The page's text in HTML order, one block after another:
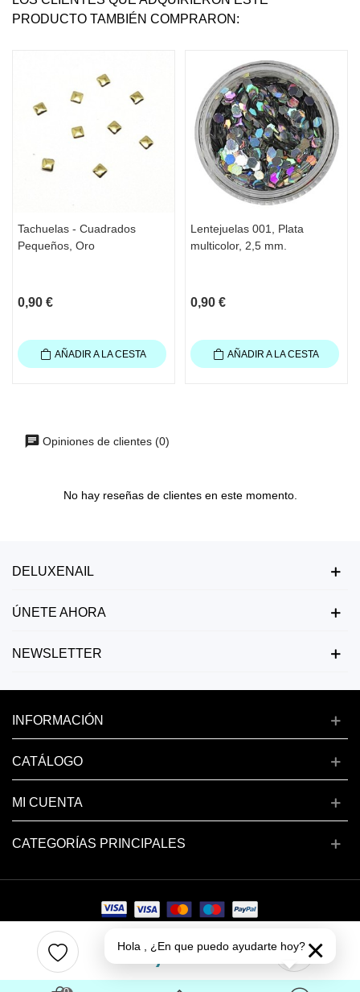
PRODUCTO TAMBIÉN COMPRARON:
Tachuelas - Cuadrados
Pequeños, Oro
0,90 €
AÑADIR A LA CESTA
Lentejuelas 001, Plata
multicolor, 2,5 mm.
0,90 €
AÑADIR A LA CESTA
Opiniones de clientes (0)
No hay reseñas de clientes en este momento.
1,50 €
DELUXENAIL
ÚNETE AHORA
NEWSLETTER
INFORMACIÓN
CATÁLOGO
MI CUENTA
CATEGORÍAS PRINCIPALES
Copyright © 2024 deluxenail.es
Hola , ¿En que puedo ayudarte hoy? ×